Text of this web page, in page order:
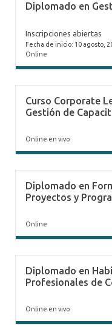
Diplomado en
Inscripciones abiertas
Fecha de inicio: 10 agosto,
Online
Curso Corporate
Gestión de
Online en vivo
Diplomado en
Proyectos y
Online
Diplomado en
Profesionales de
Online en vivo